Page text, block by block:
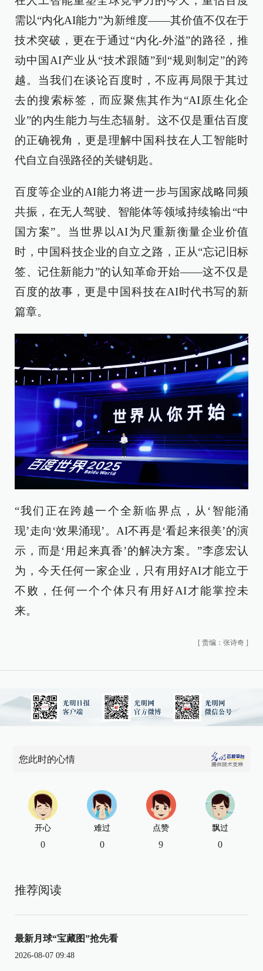
需以“内化AI能力”为新维度——其价值不仅在于
技术突破，更在于通过“内化-外溢”的路径，推
动中国AI产业从“技术跟随”到“规则制定”的跨
越。当我们在谈论百度时，不应再局限于其过
去的搜索标签，而应聚焦其作为“AI原生化企
业”的内生能力与生态辐射。这不仅是重估百度
的正确视角，更是理解中国科技在人工智能时
代自立自强路径的关键钥匙。
百度等企业的AI能力将进一步与国家战略同频
共振，在无人驾驶、智能体等领域持续输出“中
国方案”。当世界以AI为尺重新衡量企业价值
时，中国科技企业的自立之路，正从“忘记旧标
签、记住新能力”的认知革命开始——这不仅是
百度的故事，更是中国科技在AI时代书写的新
篇章。
“我们正在跨越一个全新临界点，从‘智能涌
现’走向‘效果涌现’。AI不再是‘看起来很美’的演
示，而是‘用起来真香’的解决方案。”李彦宏认
为，今天任何一家企业，只有用好AI才能立于
不败，任何一个个体只有用好AI才能掌控未
来。
[ 责编：张诗奇 ]
您此时的心情
开心
0
难过
0
点赞
9
飘过
0
推荐阅读
最新月球“宝藏图”抢先看
2026-08-07 09:48